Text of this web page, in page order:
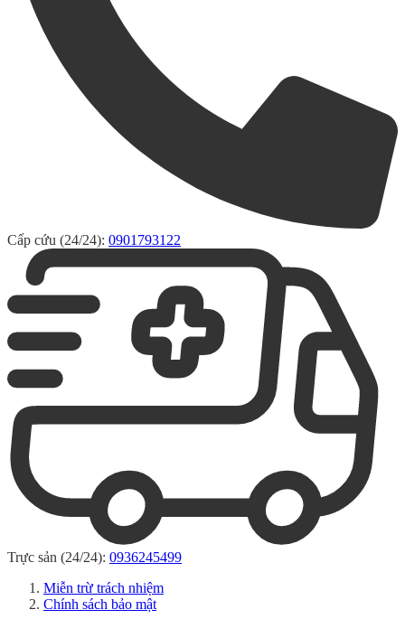
Cấp cứu (24/24): 0901793122
Trực sản (24/24): 0936245499
Miễn trừ trách nhiệm
Chính sách bảo mật